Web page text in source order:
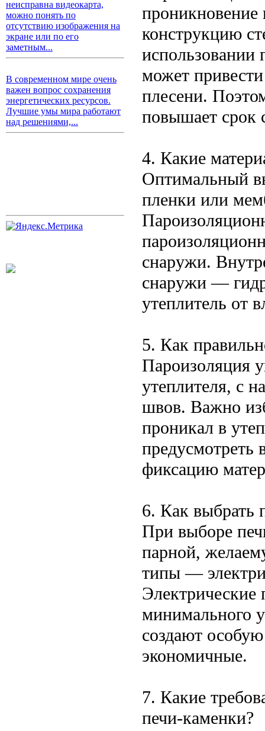
неисправна видеокарта,
можно понять по
отсутствию изображения на
экране или по его
заметным...
В современном мире очень
важен вопрос сохранения
энергетических ресурсов.
Лучшие умы мира работают
над решениями,...
проникновение
конструкцию
использовании
может
плесени.
повышает срок
4. Какие
Оптимальный
пленки или
снаружи.
снаружи —
утеплитель от
5. Как
Пароизоляция
утеплителя, с
швов. Важно
проникал в
предусмотреть
фиксацию
6. Как выбрать
При выборе
парной,
типы —
Электрические
минимального
создают
экономичные.
7. Какие
печи-каменки?